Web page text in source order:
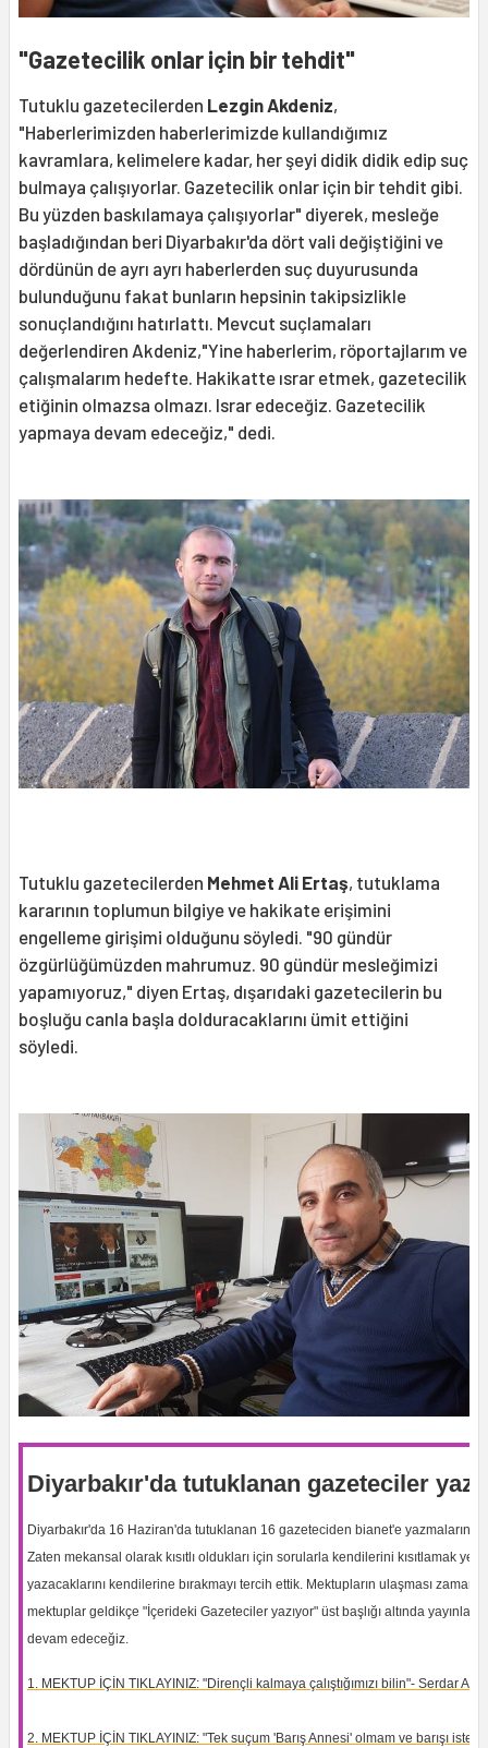
"Gazetecilik onlar için bir tehdit"
Tutuklu gazetecilerden Lezgin Akdeniz,
"Haberlerimizden haberlerimizde kullandığımız
kavramlara, kelimelere kadar, her şeyi didik didik edip suç
bulmaya çalışıyorlar. Gazetecilik onlar için bir tehdit gibi.
Bu yüzden baskılamaya çalışıyorlar" diyerek, mesleğe
başladığından beri Diyarbakır'da dört vali değiştiğini ve
dördünün de ayrı ayrı haberlerden suç duyurusunda
bulunduğunu fakat bunların hepsinin takipsizlikle
sonuçlandığını hatırlattı. Mevcut suçlamaları
değerlendiren Akdeniz,"Yine haberlerim, röportajlarım ve
çalışmalarım hedefte. Hakikatte ısrar etmek, gazetecilik
etiğinin olmazsa olmazı. Israr edeceğiz. Gazetecilik
yapmaya devam edeceğiz," dedi.
Tutuklu gazetecilerden Mehmet Ali Ertaş, tutuklama
kararının toplumun bilgiye ve hakikate erişimini
engelleme girişimi olduğunu söyledi. "90 gündür
özgürlüğümüzden mahrumuz. 90 gündür mesleğimizi
yapamıyoruz," diyen Ertaş, dışarıdaki gazetecilerin bu
boşluğu canla başla dolduracaklarını ümit ettiğini
söyledi.
Diyarbakır'da tutuklanan gazeteciler
Diyarbakır'da 16 Haziran'da tutuklanan 16 gazeteciden bianet'e yazmalarını
Zaten mekansal olarak kısıtlı oldukları için sorularla kendilerini kısıtlamak
yazacaklarını kendilerine bırakmayı tercih ettik. Mektupların ulaşması zaman
mektuplar geldikçe "İçerideki Gazeteciler yazıyor" üst başlığı altında
devam edeceğiz.
1. MEKTUP İÇİN TIKLAYINIZ: "Dirençli kalmaya çalıştığımızı bilin"- Serdar
2. MEKTUP İÇİN TIKLAYINIZ: "Tek suçum 'Barış Annesi' olmam ve barışı